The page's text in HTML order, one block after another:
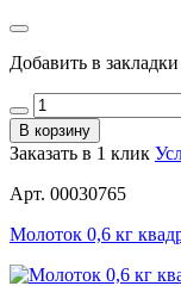
Добавить в закладки
В корзину
Заказать в 1 клик
Арт. 00030765
Молоток 0,6 кг